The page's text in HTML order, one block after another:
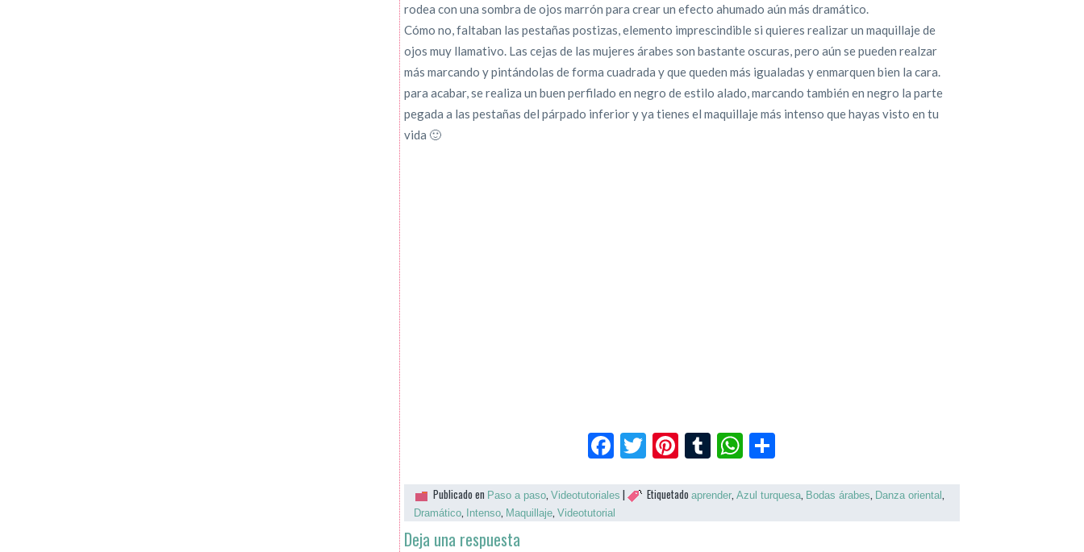
rodea con una sombra de ojos marrón para crear un efecto ahumado aún más dramático.
Cómo no, faltaban las pestañas postizas, elemento imprescindible si quieres realizar un maquillaje de
ojos muy llamativo. Las cejas de las mujeres árabes son bastante oscuras, pero aún se pueden realzar
más marcando y pintándolas de forma cuadrada y que queden más igualadas y enmarquen bien la cara.
para acabar, se realiza un buen perfilado en negro de estilo alado, marcando también en negro la parte
pegada a las pestañas del párpado inferior y ya tienes el maquillaje más intenso que hayas visto en tu
vida 🙂
Facebook
Twitter
Pinterest
TumblrWhatsApp
Publicado en Paso a paso, Videotutoriales | Etiquetado aprender, Azul turquesa, Bodas árabes, Danza oriental ,
Dramático, Intenso, Maquillaje, Videotutorial
Deja una respuesta